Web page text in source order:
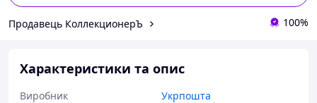
Продавець КоллекционерЪ 100%
Характеристики та опис
Виробник
Укрпошта